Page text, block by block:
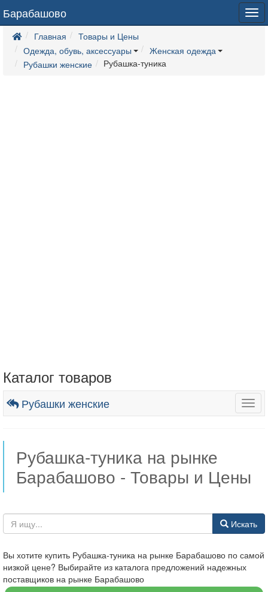
Барабашово
Главная
Товары и Цены
Одежда, обувь, аксессуары
Женская одежда
Рубашки женские
Рубашка-туника
Каталог товаров
Рубашки женские
Рубашка-туника на рынке
Барабашово - Товары и Цены
Искать
Вы хотите купить Рубашка-туника на рынке Барабашово по самой
низкой цене? Выбирайте из каталога предложений надежных
поставщиков на рынке Барабашово